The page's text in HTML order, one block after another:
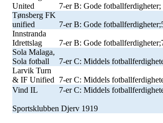
United
7-er B: Gode fotballferdigheter;
Tønsberg FK
unified
7-er B: Gode
Innstranda
Idrettslag
7-er B: Gode
Sola Malaga,
Sola fotball
7-er C: Middels
Larvik Turn
& IF Unified
7-er C: Middels
Vind IL
7-er C: Middels
Sportsklubben Djerv 1919